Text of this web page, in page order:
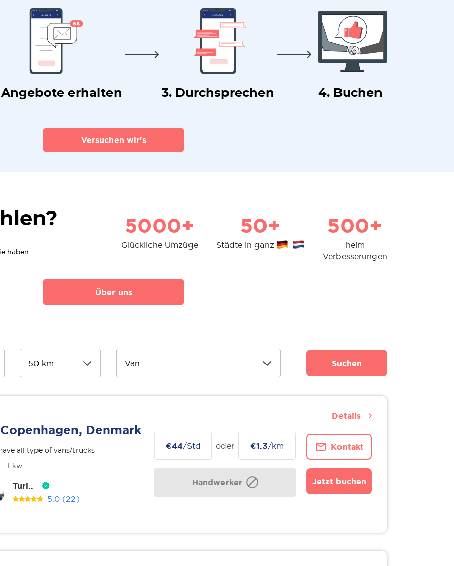
Angebote erhalten 3. Durchsprechen 4. Buchen
Versuchen wir's
haben
5000+
Glückliche Umzüge
50+
Städte in ganz
500+
heim
Verbesserungen
Über uns
Suchen
Copenhagen, Denmark
all type of vans/trucks
Lkw
Turi..
5.0 (22)
€44/Std oder €1.3/km
Handwerker
Kontakt
Jetzt buchen
Details